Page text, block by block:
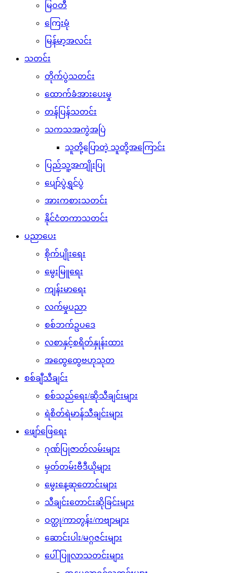
မြဝတီ
ကြေးမုံ
မြန်မာ့အလင်း
သတင်း
တိုက်ပွဲသတင်း
ထောက်ခံအားပေးမှု
တန်ပြန်သတင်း
သကသအကွဲအပြဲ
သူတို့ပြောတဲ့ သူတို့အကြောင်း
ပြည်သူ့အကျိုးပြု
ပျော်ပွဲရွှင်ပွဲ
အားကစားသတင်း
နိုင်ငံတကာသတင်း
ပညာပေး
စိုက်ပျိုးရေး
မွေးမြူရေး
ကျန်းမာရေး
လက်မှုပညာ
စစ်ဘက်ဥပဒေ
လစာနှင့်စရိတ်နှုန်းထား
အထွေထွေဗဟုသုတ
စစ်ချီသီချင်း
စစ်သည်ရေး/ဆိုသီချင်းများ
ရဲစိတ်ရဲမာန်သီချင်းများ
ဖျော်ဖြေရေး
ဂုဏ်ပြုဇာတ်လမ်းများ
မှတ်တမ်းဗီဒီယိုများ
မွေးနေ့ဆုတောင်းများ
သီချင်းတောင်းဆိုခြင်းများ
ဝတ္ထု/ကာတွန်း/ကဗျာများ
ဆောင်းပါး/မဂ္ဂဇင်းများ
ပေါ်ပြူလာသတင်းများ